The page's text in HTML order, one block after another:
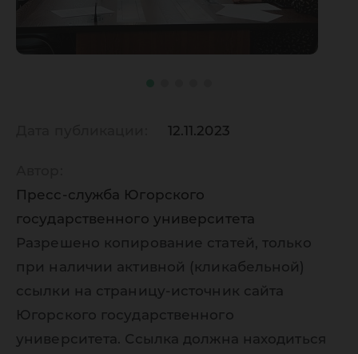
12.11.2023
Пресс-служба Югорского
государственного университета
Разрешено копирование статей, только
при наличии активной (кликабельной)
ссылки на страницу-источник сайта
Югорского государственного
университета. Ссылка должна находиться